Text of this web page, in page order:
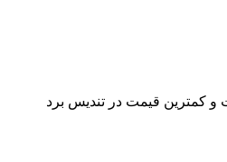
و کمترین قیمت در تندیس برد